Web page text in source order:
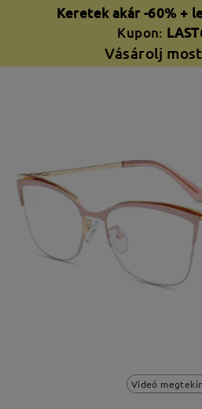
Keretek akár -60% +
Kupon:
Vásárolj
Videó